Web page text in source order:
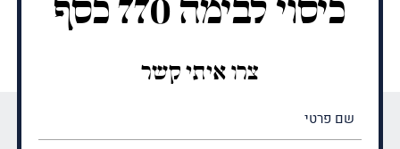
כיסוי לבימה 770 כסף
צרו איתי קשר
(חובה)